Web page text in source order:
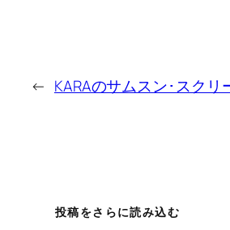
← KARAのサムスン･スクリ
投稿をさらに読み込む